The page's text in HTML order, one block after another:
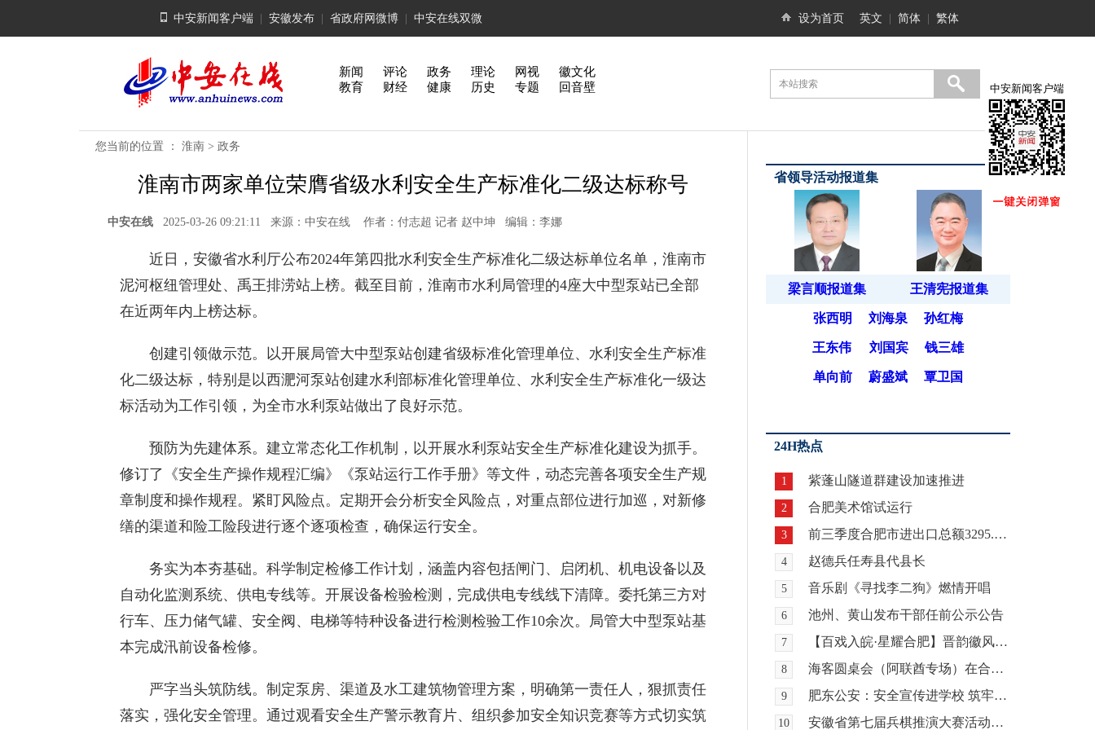
中安新闻客户端 安徽发布 省政府网微博 中安在线双微 设为首页 英文 简体 繁体
新闻 评论 政务 理论 网视
徽文化
教育
财经 健康 历史 专题 回音壁
您当前的位置 ： 淮南 > 政务
淮南市两家单位荣膺省级水利安全生产标准化二级达标称号
中安在线 2025-03-26 09:21:11 来源：中安在线 作者：付志超 记者 赵中坤 编辑：李娜
近日，安徽省水利厅公布2024年第四批水利安全生产标准化二级达标单位名单，淮南市
泥河枢纽管理处、禹王排涝站上榜。截至目前，淮南市水利局管理的4座大中型泵站已全部
在近两年内上榜达标。
创建引领做示范。以开展局管大中型泵站创建省级标准化管理单位、水利安全生产标准
化二级达标，特别是以西淝河泵站创建水利部标准化管理单位、水利安全生产标准化一级达
标活动为工作引领，为全市水利泵站做出了良好示范。
预防为先建体系。建立常态化工作机制，以开展水利泵站安全生产标准化建设为抓手。
修订了《安全生产操作规程汇编》《泵站运行工作手册》等文件，动态完善各项安全生产规
章制度和操作规程。紧盯风险点。定期开会分析安全风险点，对重点部位进行加巡，对新修
缮的渠道和险工险段进行逐个逐项检查，确保运行安全。
务实为本夯基础。科学制定检修工作计划，涵盖内容包括闸门、启闭机、机电设备以及
自动化监测系统、供电专线等。开展设备检验检测，完成供电专线线下清障。委托第三方对
行车、压力储气罐、安全阀、电梯等特种设备进行检测检验工作10余次。局管大中型泵站基
本完成汛前设备检修。
严字当头筑防线。制定泵房、渠道及水工建筑物管理方案，明确第一责任人，狠抓责任
落实，强化安全管理。通过观看安全生产警示教育片、组织参加安全知识竞赛等方式切实筑
省领导活动报道集
梁言顺报道集 王清宪报道集
张西明 刘海泉 孙红梅
王东伟 刘国宾 钱三雄
单向前 蔚盛斌 覃卫国
24H热点
1 紫蓬山隧道群建设加速推进
2 合肥美术馆试运行
3 前三季度合肥市进出口总额3295.9亿元 增长21.8%
4 赵德兵任寿县代县长
5 音乐剧《寻找李二狗》燃情开唱
6 池州、黄山发布干部任前公示公告
7 【百戏入皖·星耀合肥】晋韵徽风牵情愫 两地戏迷暖心约
8 海客圆桌会（阿联酋专场）在合肥举行
9 肥东公安：安全宣传进学校 筑牢校园安全“防护网”
10 安徽省第七届兵棋推演大赛活动暨全国第九届兵棋推演大赛安徽省赛区选拔赛在合肥开赛
中安新闻客户端